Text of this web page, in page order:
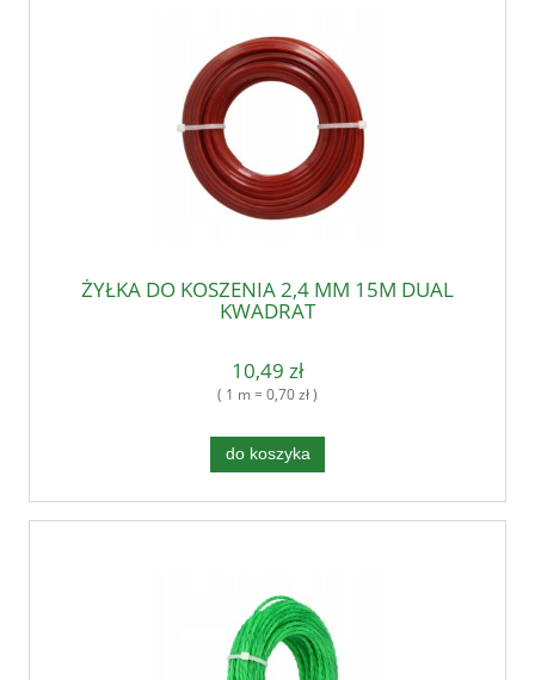
ŻYŁKA DO KOSZENIA 2,4 MM 15M DUAL
KWADRAT
10,49 zł
( 1 m = 0,70 zł )
do koszyka